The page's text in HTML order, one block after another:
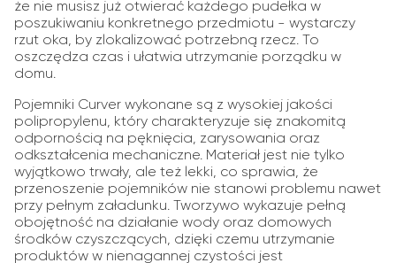
że nie musisz już otwierać każdego pudełka w
poszukiwaniu konkretnego przedmiotu - wystarczy
rzut oka, by zlokalizować potrzebną rzecz. To
oszczędza czas i ułatwia utrzymanie porządku w
domu.
Pojemniki Curver wykonane są z wysokiej jakości
polipropylenu, który charakteryzuje się znakomitą
odpornością na pęknięcia, zarysowania oraz
odkształcenia mechaniczne. Materiał jest nie tylko
wyjątkowo trwały, ale też lekki, co sprawia, że
przenoszenie pojemników nie stanowi problemu nawet
przy pełnym załadunku. Tworzywo wykazuje pełną
obojętność na działanie wody oraz domowych
środków czyszczących, dzięki czemu utrzymanie
produktów w nienagannej czystości jest